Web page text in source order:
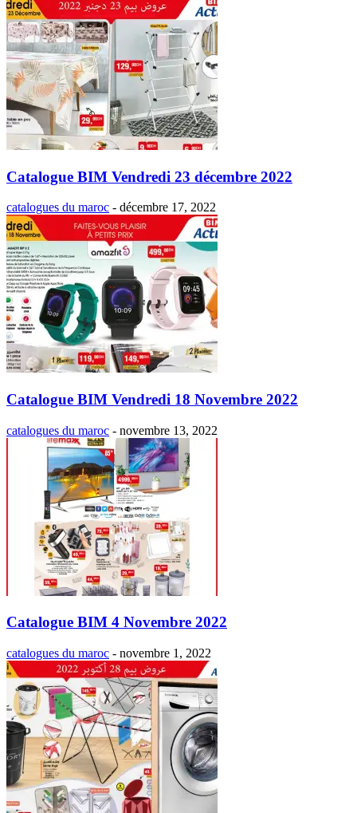
Catalogue BIM Vendredi 23 décembre 2022
catalogues du maroc - décembre 17, 2022
Catalogue BIM Vendredi 18 Novembre 2022
catalogues du maroc - novembre 13, 2022
Catalogue BIM 4 Novembre 2022
catalogues du maroc - novembre 1, 2022